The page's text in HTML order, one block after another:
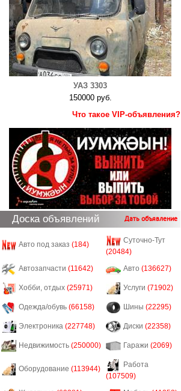
УАЗ 3303
150000 руб.
Что такое VIP-объявления?
Доска объявлений Дать объявление
Авто под заказ (184)
Суточно-Тут
(20484)
Автозапчасти (11642) Авто (136627)
Хобби, отдых (25971) Услуги (71902)
Одежда/обувь (66158) Шины (22295)
Электроника (227748) Диски (22358)
Недвижимость (250000) Гаражи (2069)
Оборудование (113944)
Работа
(107509)